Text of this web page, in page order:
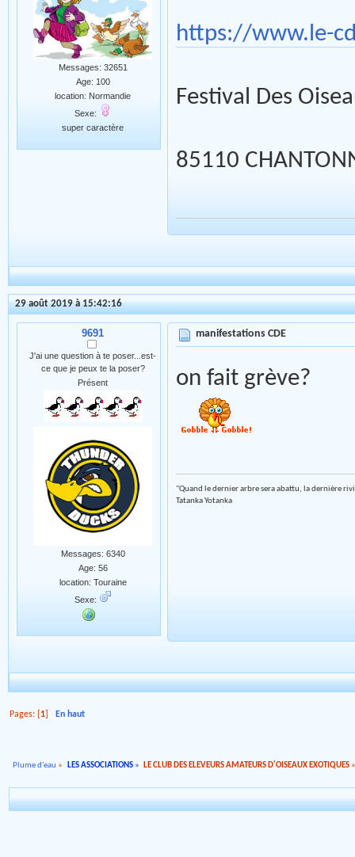
Messages: 32651
Age: 100
location: Normandie
Sexe:
super caractère
https://www.le-
Festival Des
85110
29 août 2019 à 15:42:16
9691
J'ai une question à te poser...est-
ce que je peux te la poser?
Présent
Messages: 6340
Age: 56
location: Touraine
Sexe:
manifestations CDE
on fait grève?
"Quand le dernier arbre sera abattu, la dernière
Tatanka Yotanka
Pages: [ 1 En haut
Plume d'eau » LES ASSOCIATIONS» LE CLUB DES ELEVEURS AMATEURS D'OISEAUX EXOTIQUES